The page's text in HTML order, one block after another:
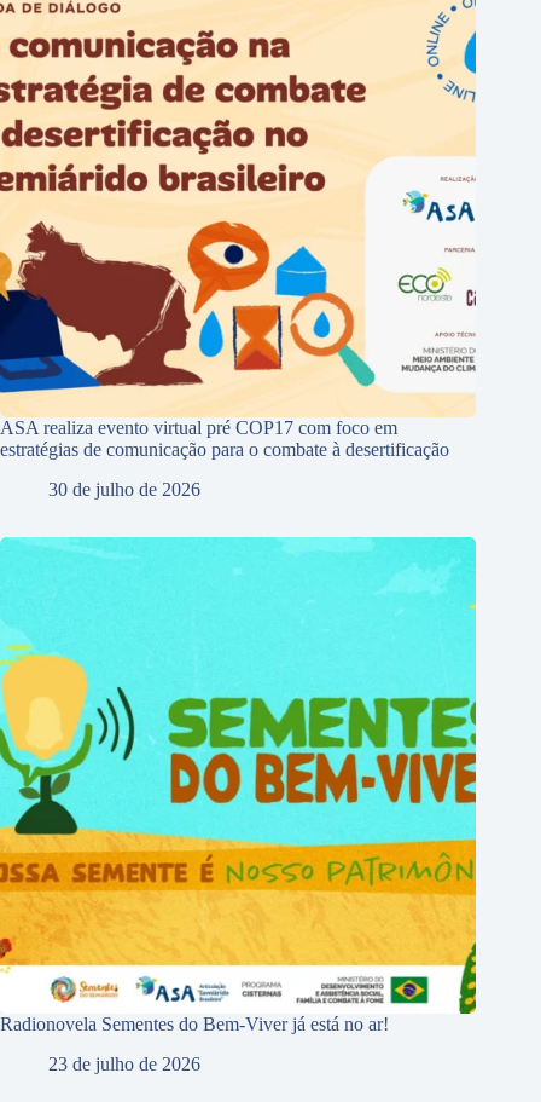
ASA realiza evento virtual pré COP17 com foco em
estratégias de comunicação para o combate à desertificação
30 de julho de 2026
Radionovela Sementes do Bem-Viver já está no ar!
23 de julho de 2026